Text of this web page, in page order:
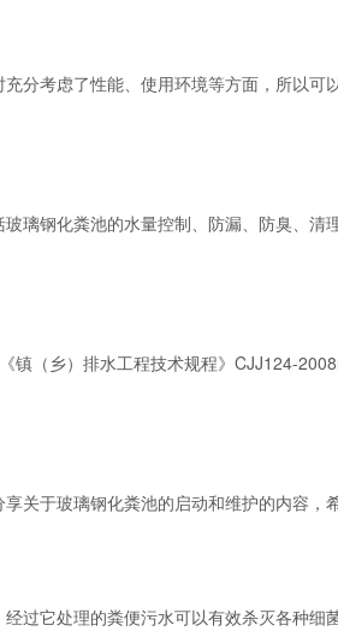
分考虑了性能、使用环境等方面，所以可
璃钢化粪池的水量控制、防漏、防臭、清
镇（乡）排水工程技术规程》CJJ124-
关于玻璃钢化粪池的启动和维护的内容，
过它处理的粪便污水可以有效杀灭各种细